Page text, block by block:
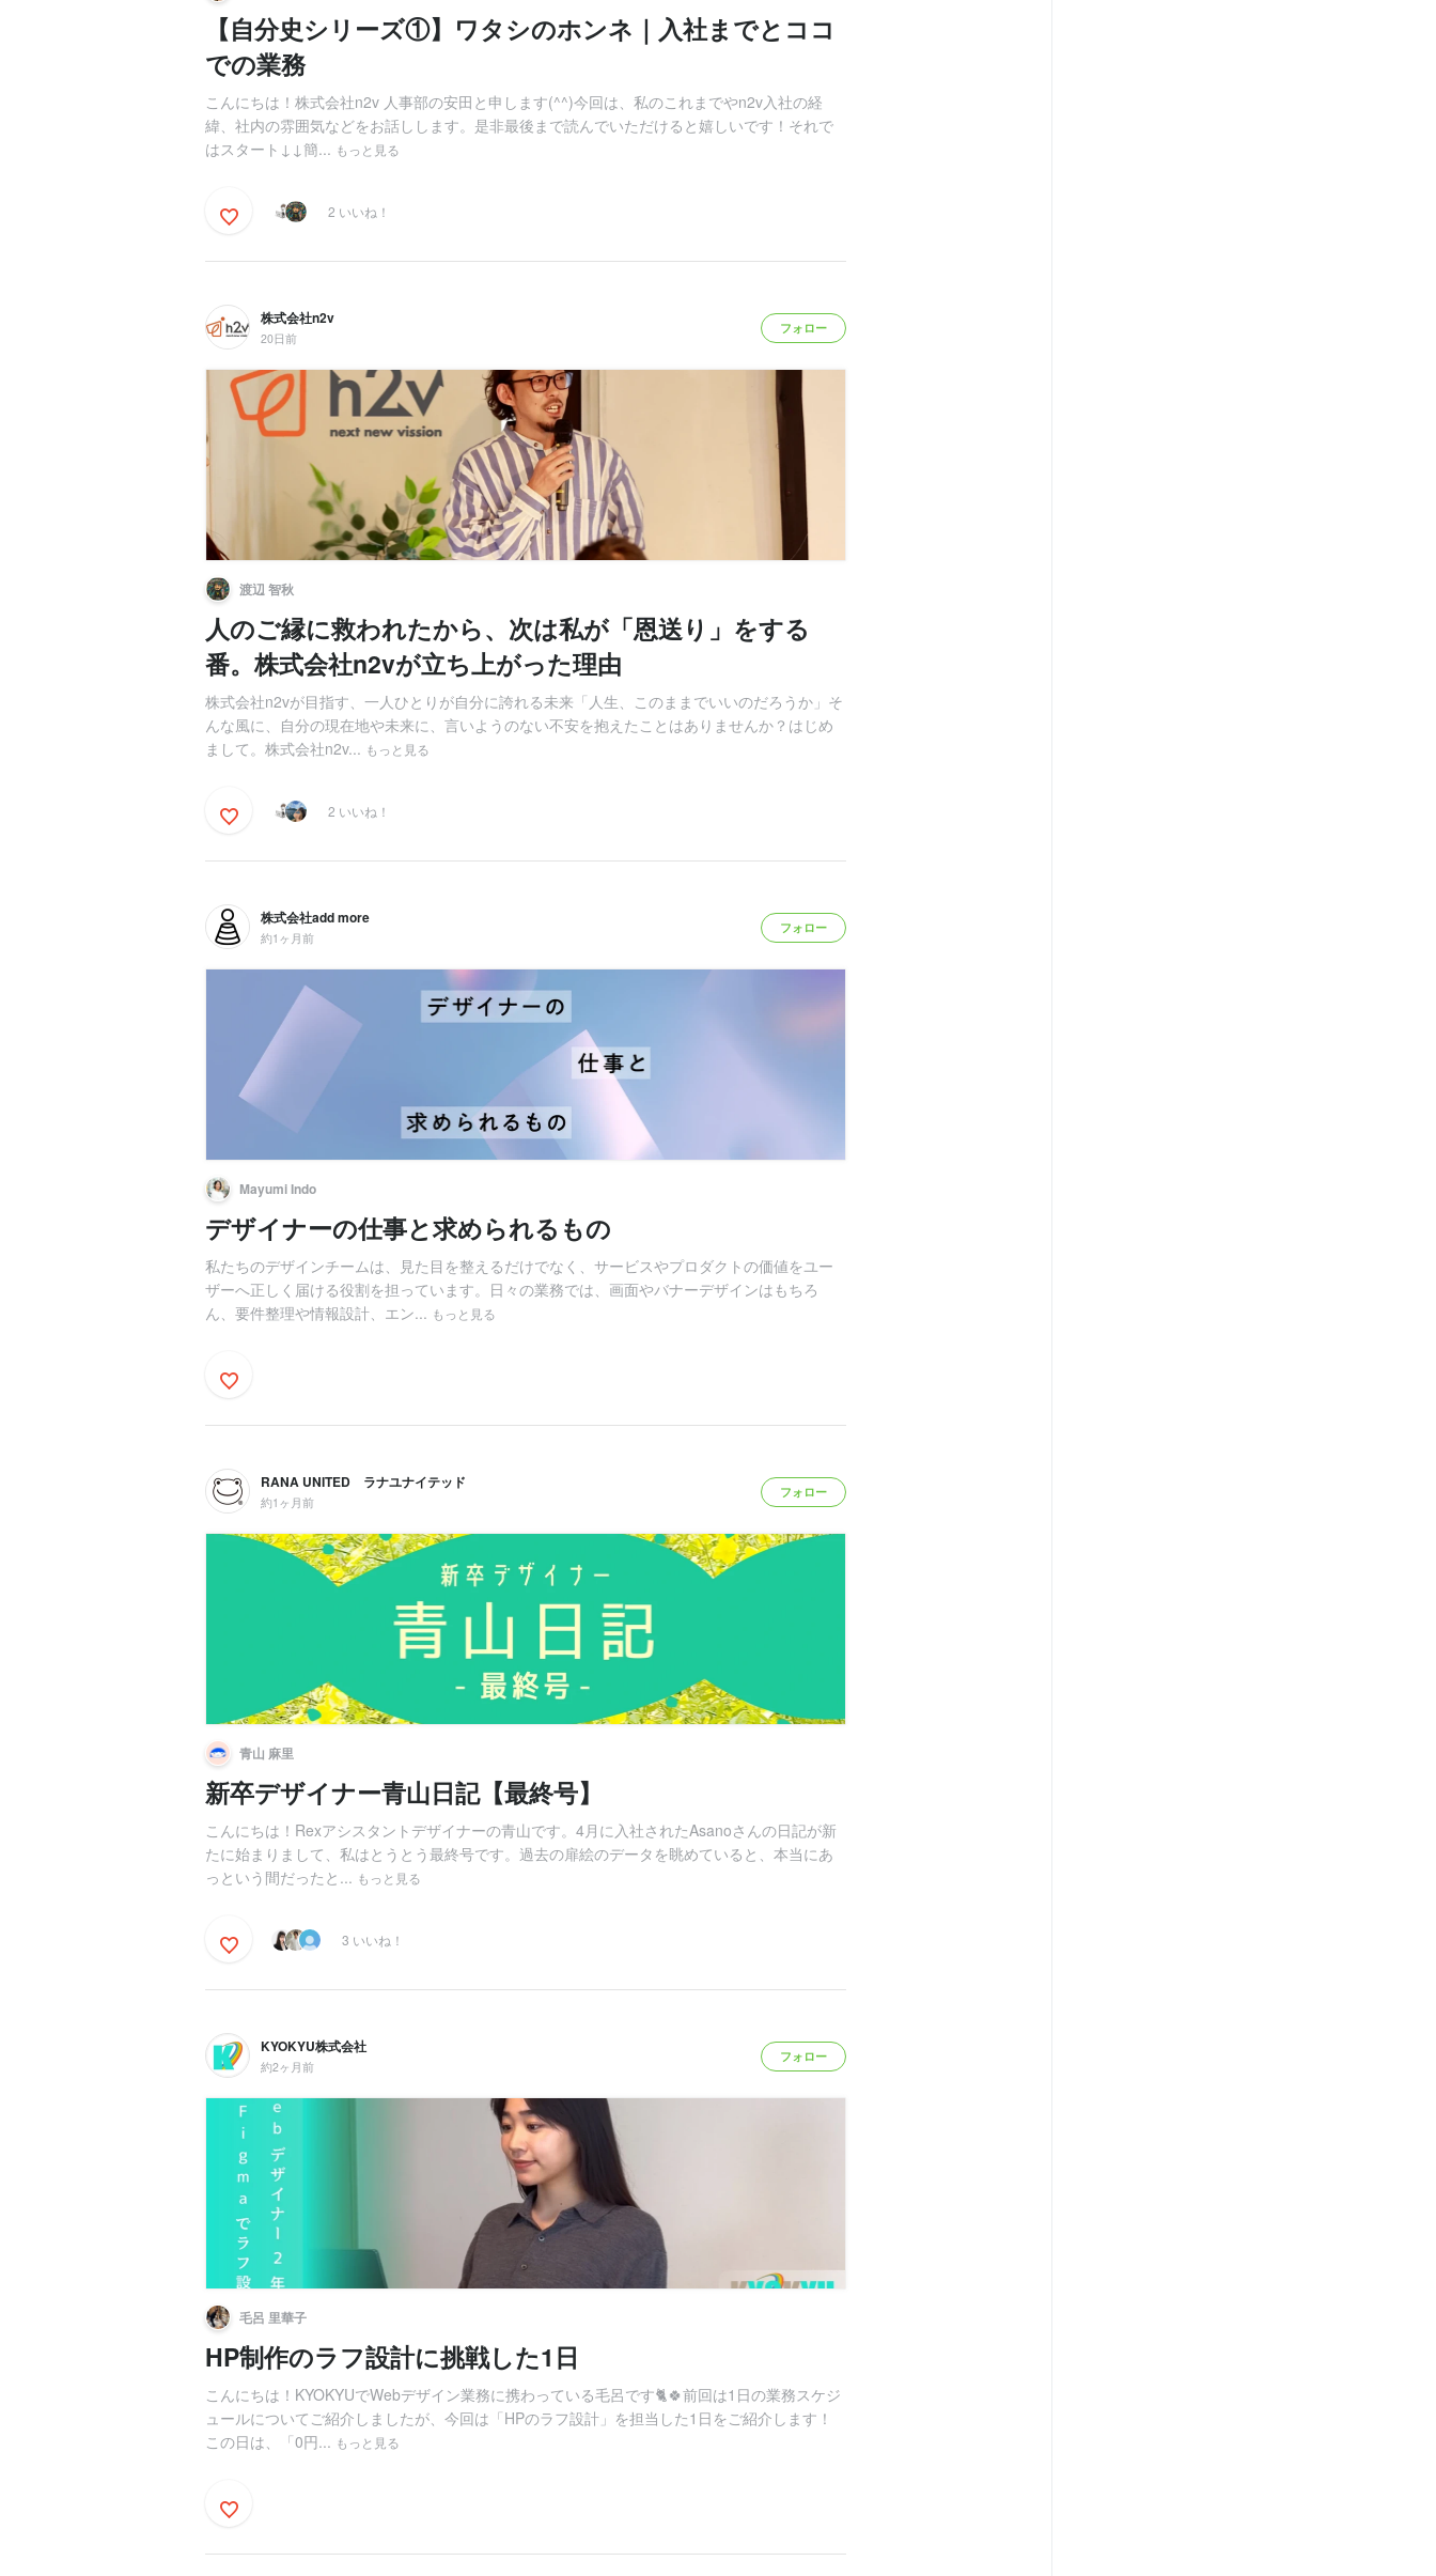
【自分史シリーズ①】ワタシのホンネ｜入社までとココ
での業務
こんにちは！株式会社n2v 人事部の安田と申します(^^)今回は、私のこれまでやn2v入社の経
緯、社内の雰囲気などをお話しします。是非最後まで読んでいただけると嬉しいです！それで
はスタート↓↓簡... もっと見る
2 いいね！
株式会社n2v
20日前
フォロー
渡辺 智秋
人のご縁に救われたから、次は私が「恩送り」をする
番。株式会社n2vが立ち上がった理由
株式会社n2vが目指す、一人ひとりが自分に誇れる未来「人生、このままでいいのだろうか」そ
んな風に、自分の現在地や未来に、言いようのない不安を抱えたことはありませんか？はじめ
まして。株式会社n2v... もっと見る
2 いいね！
株式会社add more
約1ヶ月前
フォロー
Mayumi Indo
デザイナーの仕事と求められるもの
私たちのデザインチームは、見た目を整えるだけでなく、サービスやプロダクトの価値をユー
ザーへ正しく届ける役割を担っています。日々の業務では、画面やバナーデザインはもちろ
ん、要件整理や情報設計、エン... もっと見る
RANA UNITED ラナユナイテッド
約1ヶ月前
フォロー
青山 麻里
新卒デザイナー青山日記【最終号】
こんにちは！Rexアシスタントデザイナーの青山です。4月に入社されたAsanoさんの日記が新
たに始まりまして、私はとうとう最終号です。過去の扉絵のデータを眺めていると、本当にあ
っという間だったと... もっと見る
3 いいね！
KYOKYU株式会社
約2ヶ月前
フォロー
毛呂 里華子
HP制作のラフ設計に挑戦した1日
こんにちは！KYOKYUでWebデザイン業務に携わっている毛呂です🐈🍀前回は1日の業務スケジ
ュールについてご紹介しましたが、今回は「HPのラフ設計」を担当した1日をご紹介します！
この日は、「0円... もっと見る